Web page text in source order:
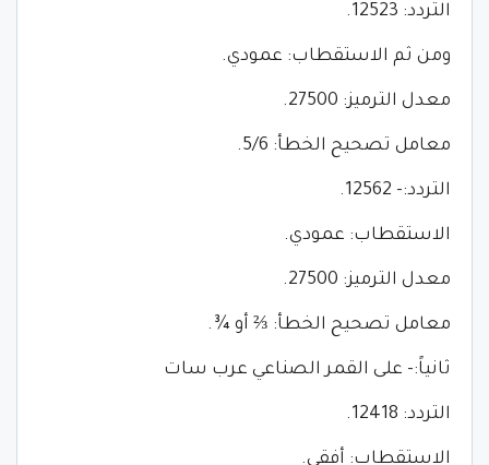
التردد: 12523.
ومن ثم الاستقطاب: عمودي.
معدل الترميز: 27500.
معامل تصحيح الخطأ: 5/6.
التردد:- 12562.
الاستقطاب: عمودي.
معدل الترميز: 27500.
معامل تصحيح الخطأ: ⅔ أو ¾.
ثانياً:- على القمر الصناعي عرب سات
التردد: 12418.
الاستقطاب: أفقي.